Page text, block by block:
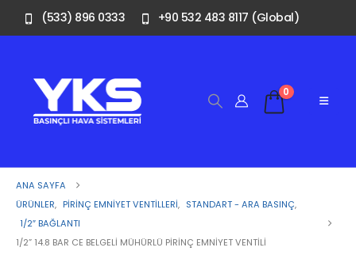
(533) 896 0333 +90 532 483 8117 (Global)
0
ANA SAYFA
ÜRÜNLER, PIRINÇ EMNIYET VENTILLERI, STANDART - ARA BASINÇ,
1/2″ BAĞLANTI
1/2” 14.8 BAR CE BELGELI MÜHÜRLÜ PIRINÇ EMNIYET VENTILI